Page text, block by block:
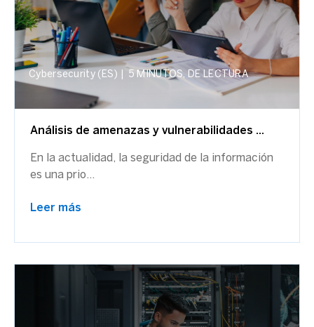
Cybersecurity (ES) 5 MINUTOS, DE LECTURA
Análisis de amenazas y vulnerabilidades ...
En la actualidad, la seguridad de la información
es una prio...
Leer más